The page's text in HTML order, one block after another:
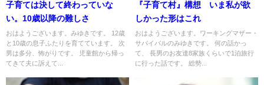
子育ては決して終わっていな
い。10歳以降の難しさ
おはようございます。みゆきです。 12歳
と10歳の息子ふたりを育てています。 次
男は多分、怖がりです。 児童館から帰っ
てきて夫に訴えて...
『子育て村』構想 いま私が欲
しかった形はこれ
おはようございます。ワーキングマザー・
サバイバルのみゆきです。 何の話かっ
て、 長男のお友達8家族くらいで1泊旅行
に行った話です。 総勢...